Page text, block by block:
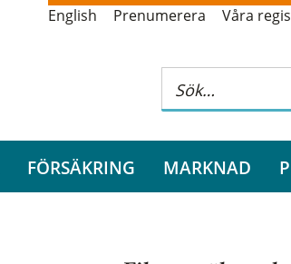
English Prenumerera Våra
FÖRSÄKRING MARKNAD